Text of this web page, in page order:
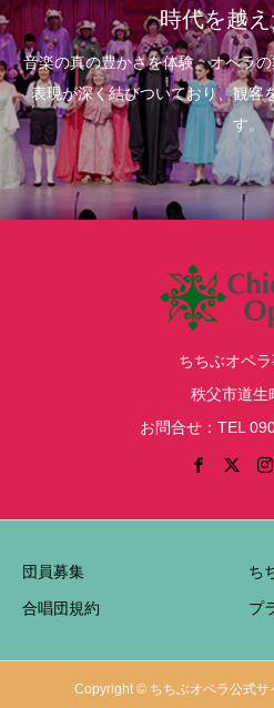
時代を越
音楽の真の豊かさを体験。オペラ
表現が深く結びついており、観客
す。
ちちぶオペ
秩父市道生
お問合せ：TEL
団員募集 ち
合唱団規約 プ
Copyright © ちちぶオペラ公式サ
お問合せ LINE友だち登録